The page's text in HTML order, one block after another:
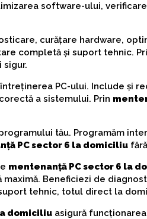
software-ului,
curățare hardware,
completă și suport tehnic.
sigur.
PC-ului. Include și
a sistemului. Prin
tău. Programăm
PC sector 6 la domiciliu
mentenanță PC sector 6 la
Beneficiezi de
tehnic, totul direct la
domiciliu asigură